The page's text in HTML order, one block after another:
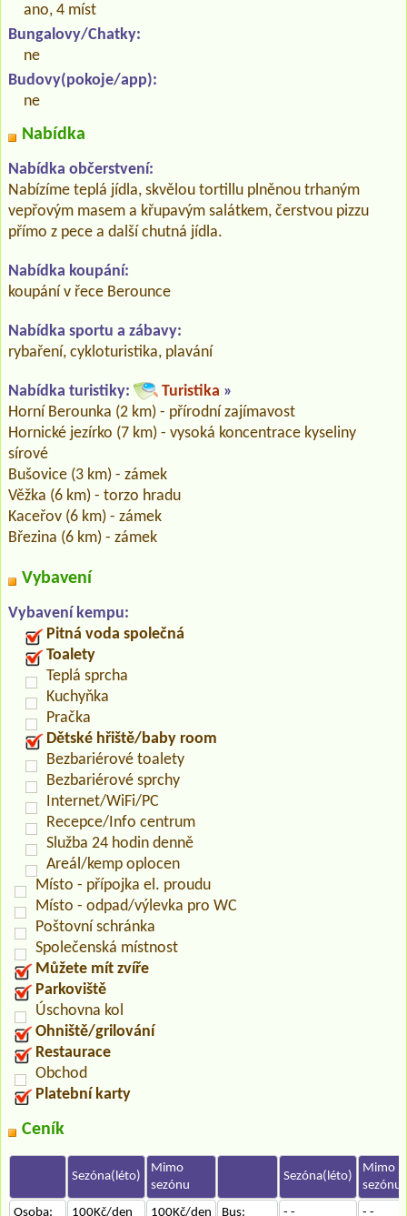
ano, 4 míst
Bungalovy/Chatky:
ne
Budovy(pokoje/app):
ne
Nabídka
Nabídka občerstvení:
Nabízíme teplá jídla, skvělou tortillu plněnou trhaným
vepřovým masem a křupavým salátkem, čerstvou pizzu
přímo z pece a další chutná jídla.
Nabídka koupání:
koupání v řece Berounce
Nabídka sportu a zábavy:
rybaření, cykloturistika, plavání
Nabídka turistiky: Turistika »
Horní Berounka (2 km) - přírodní zajímavost
Hornické jezírko (7 km) - vysoká koncentrace kyseliny
sírové
Bušovice (3 km) - zámek
Věžka (6 km) - torzo hradu
Kaceřov (6 km) - zámek
Březina (6 km) - zámek
Vybavení
Vybavení kempu:
Pitná voda společná
Toalety
Teplá sprcha
Kuchyňka
Pračka
Dětské hřiště/baby room
Bezbariérové toalety
Bezbariérové sprchy
Internet/WiFi/PC
Recepce/Info centrum
Služba 24 hodin denně
Areál/kemp oplocen
Místo - přípojka el. proudu
Místo - odpad/výlevka pro WC
Poštovní schránka
Společenská místnost
Můžete mít zvíře
Parkoviště
Úschovna kol
Ohniště/grilování
Restaurace
Obchod
Platební karty
Ceník
Sezóna(léto)
Mimo
sezónu
Sezóna(léto)
Mimo
sezónu
Osoba:
100Kč/den 100Kč/den Bus: - - - -